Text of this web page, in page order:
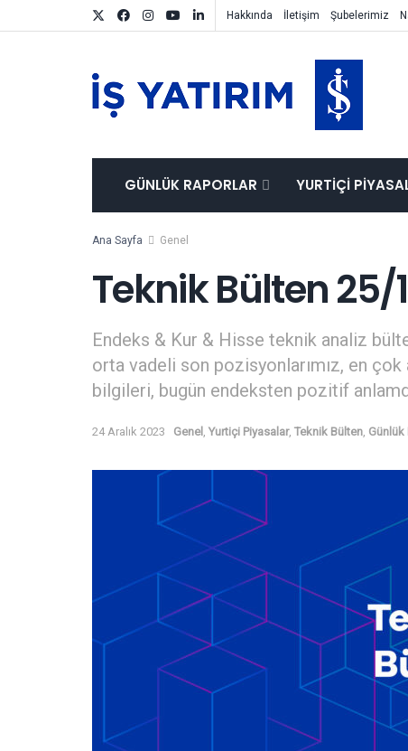
Hakkında İletişim Şubelerimiz
GÜNLÜK RAPORLAR YURTIÇI
Ana Sayfa Genel
Teknik Bülten 25/
Endeks & Kur & Hisse teknik analiz
orta vadeli son pozisyonlarımız, en çok
bilgileri, bugün endeksten pozitif
24 Aralık 2023 Genel Yurtiçi Piyasalar, Teknik Bülten Günlük